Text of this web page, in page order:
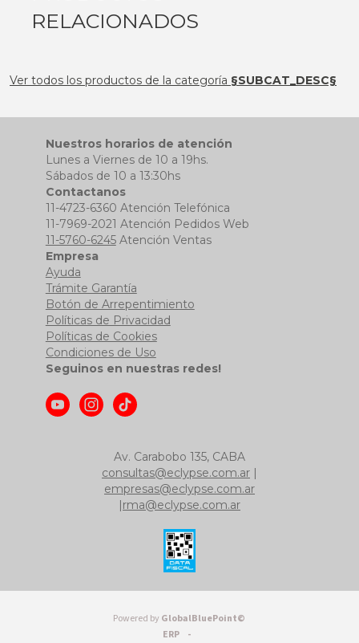
RELACIONADOS
Ver todos los productos de la categoría §SUBCAT_DESC§
Nuestros horarios de atención
Lunes a Viernes de 10 a 19hs.
Sábados de 10 a 13:30hs
Contactanos
11-4723-6360 Atención Telefónica
11-7969-2021 Atención Pedidos Web
11-5760-6245Atención Ventas
Empresa
Ayuda
Trámite Garantía
Botón de Arrepentimiento
Políticas de Privacidad
Políticas de Cookies
Condiciones de Uso
Seguinos en nuestras redes!
Av. Carabobo 135, CABA
consultas@eclypse.com.ar |
empresas@eclypse.com.ar
|rma@eclypse.com.ar
Powered by GlobalBluePoint©
ERP -